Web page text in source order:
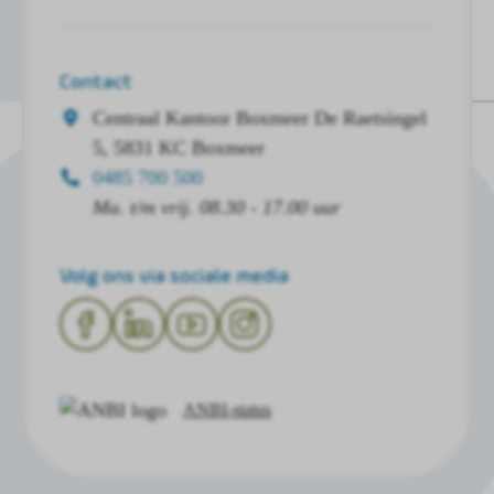
Contact
Centraal Kantoor Boxmeer
De Raetsingel
5, 5831 KC Boxmeer
0485 700 500
Ma. t/m vrij. 08.30 - 17.00 uur
Volg ons via sociale media
ANBI-status